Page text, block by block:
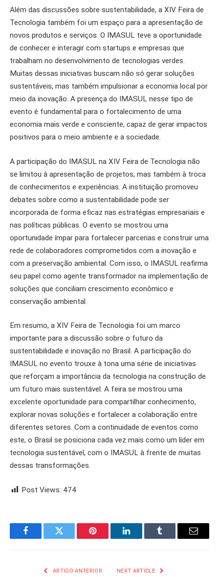
Além das discussões sobre sustentabilidade, a XIV Feira de
Tecnologia também foi um espaço para a apresentação de
novos produtos e serviços. O IMASUL teve a oportunidade
de conhecer e interagir com startups e empresas que
trabalham no desenvolvimento de tecnologias verdes.
Muitas dessas iniciativas buscam não só gerar soluções
sustentáveis, mas também impulsionar a economia local por
meio da inovação. A presença do IMASUL nesse tipo de
evento é fundamental para o fortalecimento de uma
economia mais verde e consciente, capaz de gerar impactos
positivos para o meio ambiente e a sociedade.
A participação do IMASUL na XIV Feira de Tecnologia não
se limitou à apresentação de projetos, mas também à troca
de conhecimentos e experiências. A instituição promoveu
debates sobre como a sustentabilidade pode ser
incorporada de forma eficaz nas estratégias empresariais e
nas políticas públicas. O evento se mostrou uma
oportunidade ímpar para fortalecer parcerias e construir uma
rede de colaboradores comprometidos com a inovação e
com a preservação ambiental. Com isso, o IMASUL reafirma
seu papel como agente transformador na implementação de
soluções que conciliam crescimento econômico e
conservação ambiental.
Em resumo, a XIV Feira de Tecnologia foi um marco
importante para a discussão sobre o futuro da
sustentabilidade e inovação no Brasil. A participação do
IMASUL no evento trouxe à tona uma série de iniciativas
que reforçam a importância da tecnologia na construção de
um futuro mais sustentável. A feira se mostrou uma
excelente oportunidade para compartilhar conhecimento,
explorar novas soluções e fortalecer a colaboração entre
diferentes setores. Com a continuidade de eventos como
este, o Brasil se posiciona cada vez mais como um líder em
tecnologia sustentável, com o IMASUL à frente de muitas
dessas transformações.
Post Views: 474
FacebookTwitter Pinterest LinkedInTumblr Email
ARTIGO ANTERIOR NEXT ARTICLE